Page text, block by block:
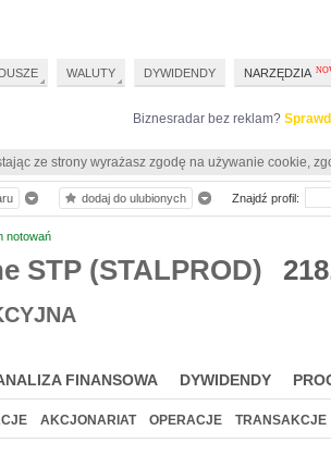
Biznesradar bez reklam?
ze strony wyrażasz zgodę na używanie cookie,
notowań
STP (STALPROD)
FINANSOWA DYWIDENDY
AKCJONARIAT OPERACJE TRANSAKCJE
dodaj do ulubionych Znajdź profil:
WALUTY DYWIDENDY NARZĘDZIA